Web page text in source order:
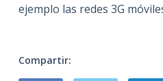
ejemplo las redes 3G
Compartir: